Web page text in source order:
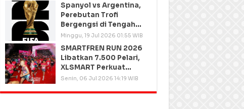
Spanyol vs Argentina,
Perebutan Trofi
Bergengsi di Tengah
Semangat Persatuan
Minggu, 19 Jul 2026 01:55 WIB
SMARTFREN RUN 2026
Libatkan 7.500 Pelari,
XLSMART Perkuat
Kedekatan dengan
Senin, 06 Jul 2026 14:19 WIB